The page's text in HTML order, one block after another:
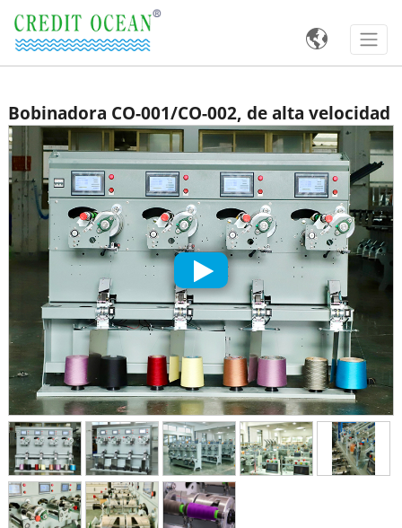

Bobinadora CO-001/CO-002, de alta velocidad